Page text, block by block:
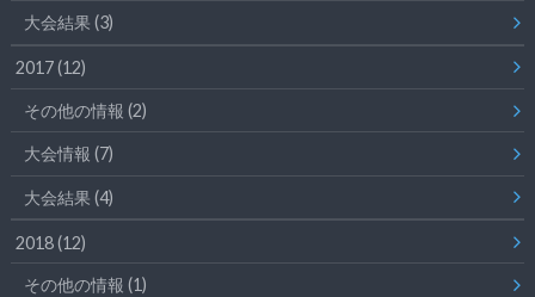
大会結果(3)
2017(12)
その他の情報(2)
大会情報(7)
大会結果(4)
2018(12)
その他の情報(1)